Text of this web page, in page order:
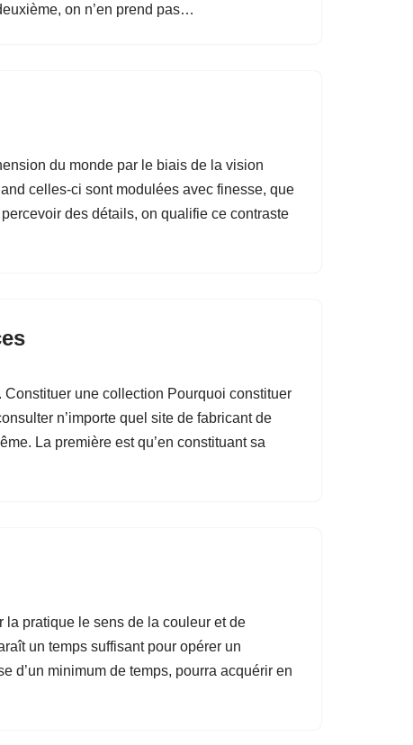
on n’en prend pas…
du monde par le biais de la vision
celles-ci sont modulées avec finesse, que
des détails, on qualifie ce contraste
une collection Pourquoi constituer
n’importe quel site de fabricant de
La première est qu’en constituant sa
la pratique le sens de la couleur et de
un temps suffisant pour opérer un
d’un minimum de temps, pourra acquérir en